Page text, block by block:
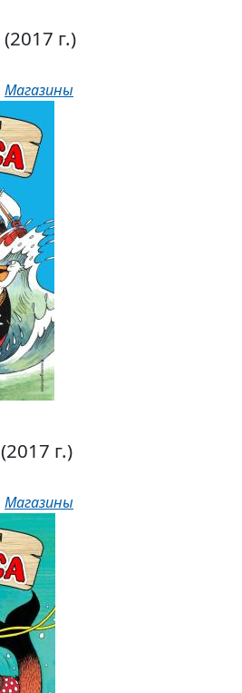
(2017 г.)
Магазины
(2017 г.)
Магазины